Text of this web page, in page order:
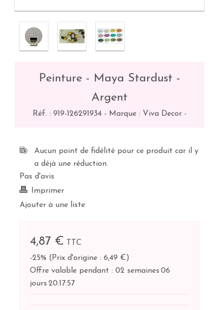
Peinture - Maya Stardust -
Argent
Réf. : 919-126291934- Marque : Viva Decor -
Aucun point de fidélité pour ce produit car il y
a déjà une réduction.
Pas d'avis
Imprimer
Ajouter à une liste
4,87 €
TTC
-25% ( Prix d'origine : 6,49 €)
Offre valable pendant : 02 semaines 06
jours 20:17:57